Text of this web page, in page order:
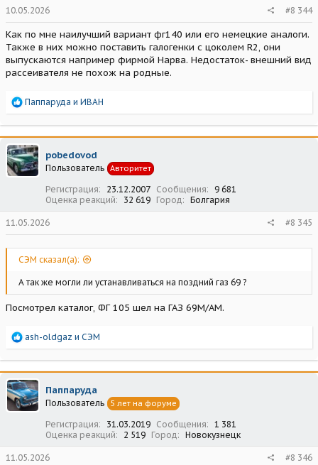
10.05.2026 #8 344
Как по мне наилучший вариант фг140 или его немецкие аналоги.
Также в них можно поставить галогенки с цоколем R2, они
выпускаются например фирмой Нарва. Недостаток- внешний вид
рассеивателя не похож на родные.
Р
а
к
ц
и
и
Паппаруда и ИВАН
pobedovod
Пользователь Авторитет
Регистрация 23.12.2007 Сообщения
9 681
Оценка реакций
32 619 Город Болгария
11.05.2026 #8 345
СЭМ сказал(а):
А так же могли ли устанавливаться на поздний газ 69 ?
Посмотрел каталог, ФГ 105 шел на ГАЗ 69М/АМ.
Р
а
к
ц
и
и
ash-oldgaz и СЭМ
Паппаруда
Пользователь 5 лет на форуме
Регистрация 31.03.2019 Сообщения
1 381
Оценка реакций
2 519 Город Новокузнецк
11.05.2026 #8 346